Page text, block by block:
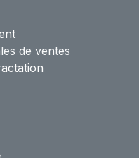
de ventes